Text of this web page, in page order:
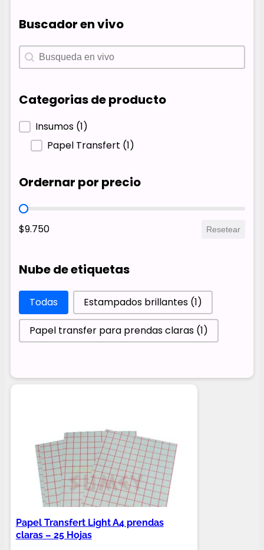
Buscador en vivo
Buscador en vivo
Buscador en vivo
Categorias de producto
Categorias de producto
Insumos (1)
Papel Transfert (1)
Ordernar por precio
Ordernar por precio
$9.750 Resetear
Nube de etiquetas
Nube de etiquetas
Todas Estampados brillantes (1)
Papel transfer para prendas claras (1)
Papel Transfert Light A4 prendas
claras – 25 Hojas